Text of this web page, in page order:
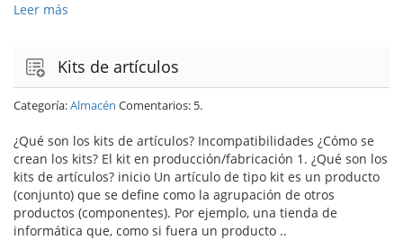
Leer más
Kits de artículos
Categoría:Almacén Comentarios: 5.
¿Qué son los kits de artículos? Incompatibilidades ¿Cómo se
crean los kits? El kit en producción/fabricación 1. ¿Qué son los
kits de artículos? inicio Un artículo de tipo kit es un producto
(conjunto) que se define como la agrupación de otros
productos (componentes). Por ejemplo, una tienda de
informática que, como si fuera un producto ..